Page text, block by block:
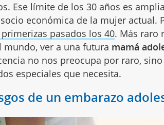
Ese límite de los 30 años es
económica de la mujer actual.
pasados los 40. Más raro
mundo, ver a una futura mamá
no nos preocupa por raro,
especiales que necesita.
de un embarazo